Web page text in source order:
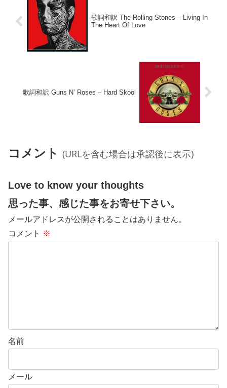
歌詞和訳 The Rolling Stones – Living In
The Heart Of Love
歌詞和訳 Guns N’ Roses – Hard Skool
コメント (URLを含む場合は承認後に表示)
Love to know your thoughts
思った事、感じた事をお寄せ下さい。
メールアドレスが公開されることはありません。
コメント ※
名前
メール